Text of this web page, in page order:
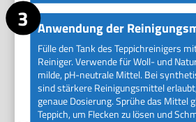
Anwendung der
Fülle den Tank des Teppichreinigers
Reiniger. Verwende für Woll- und
milde, pH-neutrale Mittel. Bei
sind stärkere Reinigungsmittel
genaue Dosierung. Sprühe das Mittel
Teppich, um Flecken zu lösen und